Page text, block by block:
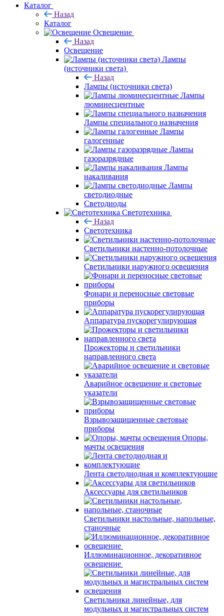
Каталог
Назад
Каталог
Освещение
Назад
Освещение
Лампы
(источники света)
Назад
Лампы (источники света)
Лампы
люминесцентные
Лампы специального назначения
Лампы
галогенные
Лампы
газоразрядные
Лампы
накаливания
Лампы
светодиодные
Светодиоды
Светотехника
Назад
Светотехника
Светильники настенно-потолочные
Светильники наружного освещения
Фонари и переносные световые
приборы
Аппаратура пускорегулирующая
Прожекторы и светильники
направленного света
Аварийное освещение и световые
указатели
Взрывозащищенные световые
приборы
Опоры,
мачты освещения
Лента светодиодная и комплектующие
Аксессуары для светильников
Светильники настольные, напольные,
станочные
Иллюминационное, декоративное
освещение
Светильники линейные, для
модульных и магистральных систем